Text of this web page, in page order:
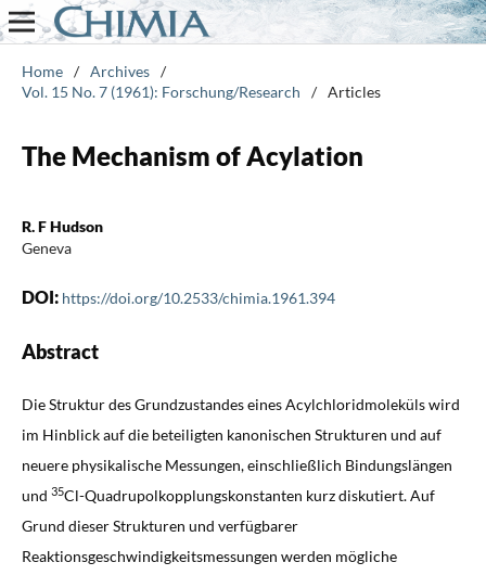
Home / Archives /
Vol. 15 No. 7 (1961): Forschung/Research
/ Articles
The Mechanism of Acylation
R. F Hudson
Geneva
DOI: https://doi.org/10.2533/chimia.1961.394
Abstract
Die Struktur des Grundzustandes eines Acylchloridmoleküls wird
im Hinblick auf die beteiligten kanonischen Strukturen und auf
neuere physikalische Messungen, einschließlich Bindungslängen
und 35Cl-Quadrupolkopplungskonstanten kurz diskutiert. Auf
Grund dieser Strukturen und verfügbarer
Reaktionsgeschwindigkeitsmessungen werden mögliche